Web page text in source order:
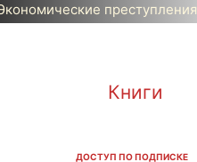
преступления
Книги
ДОСТУП ПО ПОДПИСКЕ